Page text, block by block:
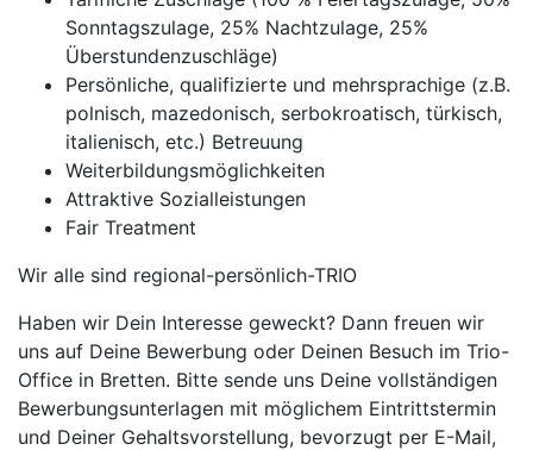
Sonntagszulage, 25% Nachtzulage, 25%
Überstundenzuschläge)
Persönliche, qualifizierte und mehrsprachige (z.B.
polnisch, mazedonisch, serbokroatisch, türkisch,
italienisch, etc.) Betreuung
Weiterbildungsmöglichkeiten
Attraktive Sozialleistungen
Fair Treatment
Wir alle sind regional-persönlich-TRIO
Haben wir Dein Interesse geweckt? Dann freuen wir
uns auf Deine Bewerbung oder Deinen Besuch im Trio-
Office in Bretten. Bitte sende uns Deine vollständigen
Bewerbungsunterlagen mit möglichem Eintrittstermin
und Deiner Gehaltsvorstellung, bevorzugt per E-Mail,